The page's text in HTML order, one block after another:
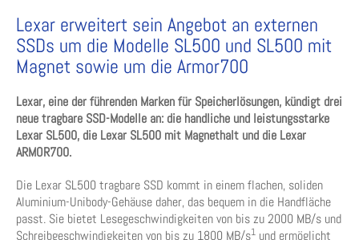
Lexar erweitert sein Angebot an externen
SSDs um die Modelle SL500 und SL500 mit
Magnet sowie um die Armor700
Lexar, eine der führenden Marken für Speicherlösungen, kündigt drei
neue tragbare SSD-Modelle an: die handliche und leistungsstarke
Lexar SL500, die Lexar SL500 mit Magnethalt und die Lexar
ARMOR700.
Die Lexar SL500 tragbare SSD kommt in einem flachen, soliden
Aluminium-Unibody-Gehäuse daher, das bequem in die Handfläche
passt. Sie bietet Lesegeschwindigkeiten von bis zu 2000 MB/s und
Schreibgeschwindigkeiten von bis zu 1800 MB/s1 und ermöglicht